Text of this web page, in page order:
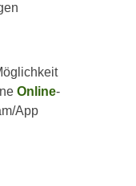
Online-
App